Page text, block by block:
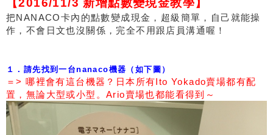
把NANACO卡內的點數變成現金，超級簡單，自己就能操
作，不會日文也沒關係，完全不用跟店員溝通喔！
１．請先找到一台nanaco機器（如下圖）
＝> 哪裡會有這台機器？日本所有Ito Yokado賣場都有配
置，無論大型或小型。Ario賣場也都能看得到～